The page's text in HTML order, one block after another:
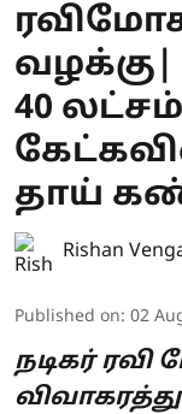
வழக்கு|
40
தாய்
Rishan
Published on: 02
நடிகர்